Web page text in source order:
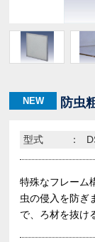
NEW 防虫
型式 ：
特殊なフレーム
虫の侵入を防ぎ
で、ろ材を抜け